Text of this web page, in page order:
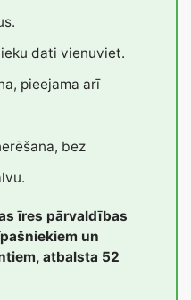
dati vienuviet.
pieejama arī
bez
īres pārvaldības
un
atbalsta 52